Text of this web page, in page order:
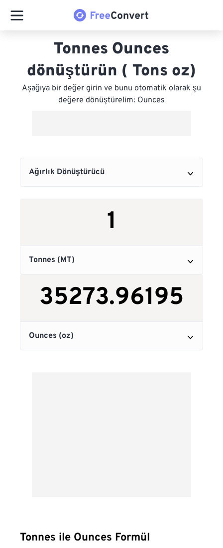
Tonnes Ounces
dönüştürün ( Tons oz)
Aşağıya bir değer girin ve bunu otomatik olarak şu
değere dönüştürelim: Ounces
Tonnes ile Ounces Formül